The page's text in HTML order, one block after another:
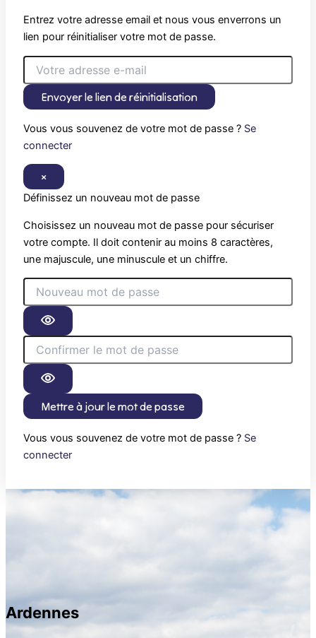
Entrez votre adresse email et nous vous enverrons un
lien pour réinitialiser votre mot de passe.
Envoyer le lien de réinitialisation
Vous vous souvenez de votre mot de passe ? Se
connecter
×
Définissez un nouveau mot de passe
Choisissez un nouveau mot de passe pour sécuriser
votre compte. Il doit contenir au moins 8 caractères,
une majuscule, une minuscule et un chiffre.
Mettre à jour le mot de passe
Vous vous souvenez de votre mot de passe ? Se
connecter
Ardennes